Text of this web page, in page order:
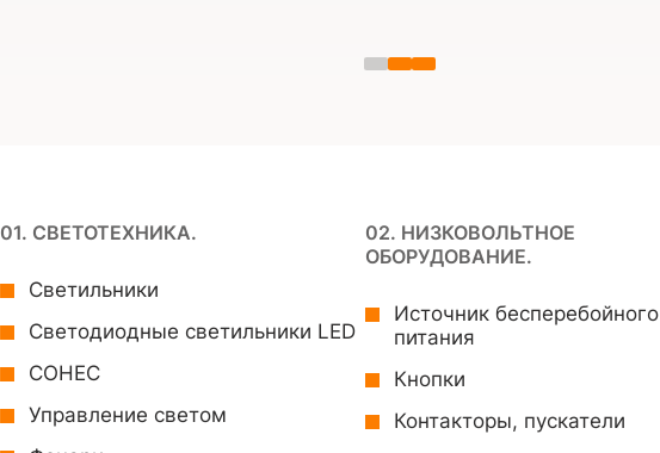
01. СВЕТОТЕХНИКА.
Светильники
Светодиодные светильники LED
СОНЕС
Управление светом
02. НИЗКОВОЛЬТНОЕ
ОБОРУДОВАНИЕ.
Источник бесперебойного
питания
Кнопки
Контакторы, пускатели